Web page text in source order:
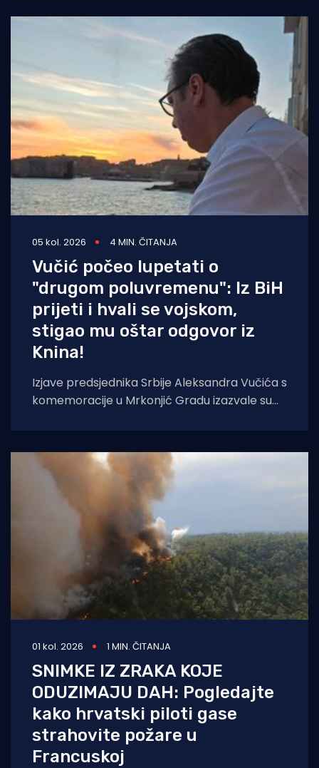
05 kol. 2026 4 MIN. ČITANJA
Vučić počeo lupetati o
"drugom poluvremenu": Iz BiH
prijeti i hvali se vojskom,
stigao mu oštar odgovor iz
Knina!
Izjave predsjednika Srbije Aleksandra Vučića s
komemoracije u Mrkonjić Gradu izazvale su
01 kol. 2026 1 MIN. ČITANJA
SNIMKE IZ ZRAKA KOJE
ODUZIMAJU DAH: Pogledajte
kako hrvatski piloti gase
strahovite požare u
Francuskoj